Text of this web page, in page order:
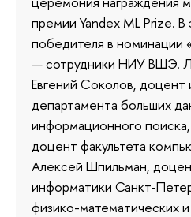
премии Yandex ML Prize. В
победителя в номинации
— сотрудники НИУ ВШЭ.
Евгений Соколов, доцент
департамента больших
информационного
доцент факультета
Алексей Шпильман,
информатики Санкт-
физико-математических